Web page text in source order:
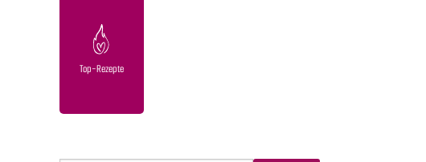
Top-Rezepte